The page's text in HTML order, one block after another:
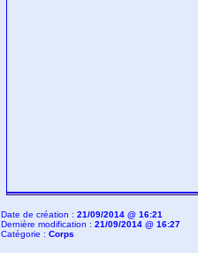
Date de création : 21/09/2014 @ 16:21
Dernière modification : 21/09/2014 @ 16:27
Catégorie : Corps